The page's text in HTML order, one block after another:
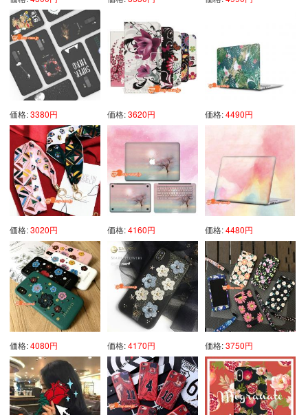
価格:3380円 価格:3620円 価格:4490円
価格:3020円 価格:4160円 価格:4480円
価格:4080円 価格:4170円 価格:3750円